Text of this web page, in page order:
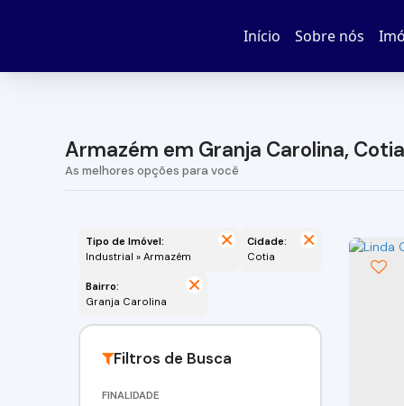
Sobre nós
Início
Armazém em Granja Carolina,
Tipo de Imóvel:
Industrial » Armazém
Cidade:
Cotia
Bairro:
Granja Carolina
FINALIDADE